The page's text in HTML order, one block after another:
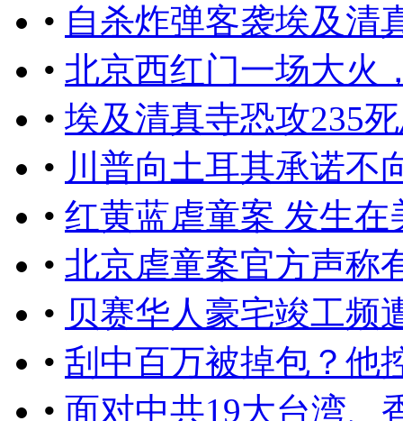
• 自杀炸弹客袭埃及清
• 北京西红门一场大火
• 埃及清真寺恐攻235
• 川普向土耳其承诺不
• 红黄蓝虐童案 发生在
• 北京虐童案官方声称
• 贝赛华人豪宅竣工频
• 刮中百万被掉包？他
• 面对中共19大台湾、